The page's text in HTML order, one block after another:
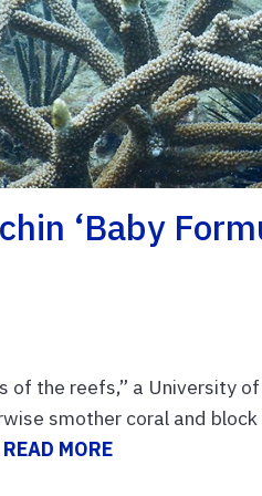
‘baby
of the reefs,” a University
smother coral and block
READ MORE